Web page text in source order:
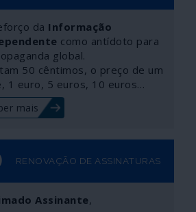
da Informação
como antídoto para
global.
50 cêntimos, o preço de um
1 euro, 5 euros, 10 euros…
mais
RENOVAÇÃO DE ASSINATURAS
Assinante,